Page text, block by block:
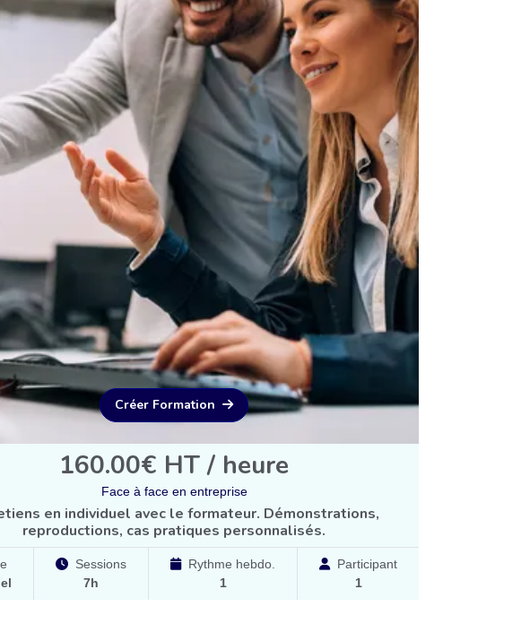
Créer Formation
160.00€ HT / heure
Face à face en entreprise
en individuel avec le formateur. Démonstrations,
reproductions, cas pratiques personnalisés.
Sessions
7h
Rythme hebdo.
1
Participant
1